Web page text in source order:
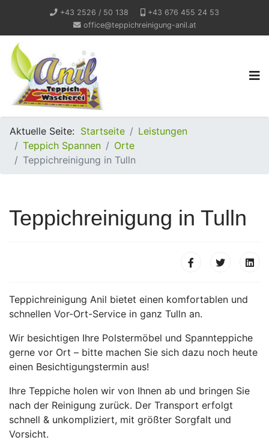
+43 2526 / 50 138
+43 676 455 24 53
office@teppichreinigung-anil.at
Aktuelle Seite: Startseite
Leistungen
Teppich Spannen
Orte
Teppichreinigung in Tulln
Teppichreinigung in Tulln
Teppichreinigung Anil bietet einen komfortablen und
schnellen Vor-Ort-Service in ganz Tulln an.
Wir besichtigen Ihre Polstermöbel und Spannteppiche
gerne vor Ort – bitte machen Sie sich dazu noch heute
einen Besichtigungstermin aus!
Ihre Teppiche holen wir von Ihnen ab und bringen Sie
nach der Reinigung zurück. Der Transport erfolgt
schnell & unkompliziert, mit größter Sorgfalt und
Vorsicht.